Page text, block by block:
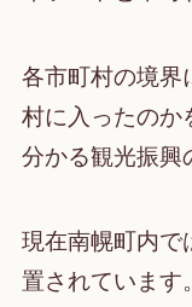
各市町村の境界
村に入ったのか
分かる観光振興
現在南幌町内で
置されています